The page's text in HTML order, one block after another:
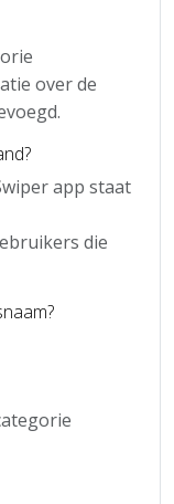
over de
app staat
die